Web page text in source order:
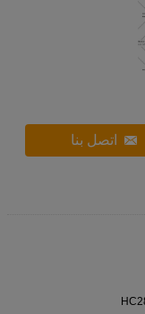
اتصل بنا